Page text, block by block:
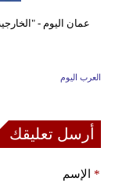
العرب اليوم
أرسل تعليقك
الإسم *